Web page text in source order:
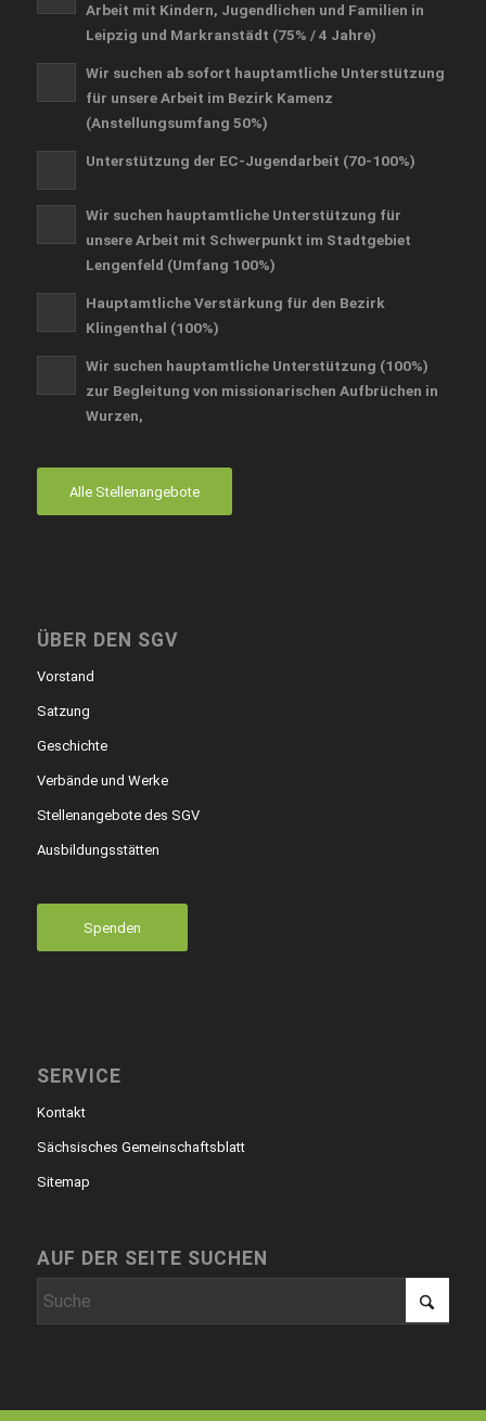
Arbeit mit Kindern, Jugendlichen und Familien in
Leipzig und Markranstädt (75% / 4 Jahre)
Wir suchen ab sofort hauptamtliche Unterstützung
für unsere Arbeit im Bezirk Kamenz
(Anstellungsumfang 50%)
Unterstützung der EC-Jugendarbeit (70-100%)
Wir suchen hauptamtliche Unterstützung für
unsere Arbeit mit Schwerpunkt im Stadtgebiet
Lengenfeld (Umfang 100%)
Hauptamtliche Verstärkung für den Bezirk
Klingenthal (100%)
Wir suchen hauptamtliche Unterstützung (100%)
zur Begleitung von missionarischen Aufbrüchen in
Wurzen,
Alle Stellenangebote
ÜBER DEN SGV
Vorstand
Satzung
Geschichte
Verbände und Werke
Stellenangebote des SGV
Ausbildungsstätten
Spenden
SERVICE
Kontakt
Sächsisches Gemeinschaftsblatt
Sitemap
AUF DER SEITE SUCHEN